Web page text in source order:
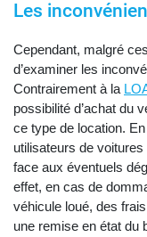
Les
Cependant, malgré
d’examiner les
Contrairement à la
possibilité d’achat du
ce type de location.
utilisateurs de
face aux éventuels
effet, en cas de
véhicule loué, des
une remise en état du